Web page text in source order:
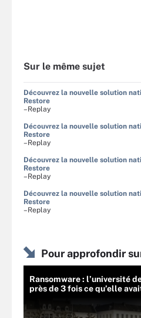
Sur le même sujet
Découvrez la nouvelle solution
Restore
–Replay
Découvrez la nouvelle solution
Restore
–Replay
Découvrez la nouvelle solution
Restore
–Replay
Découvrez la nouvelle solution
Restore
–Replay
Pour approfondir
Ransomware : l’université
près de 3 fois ce qu’elle